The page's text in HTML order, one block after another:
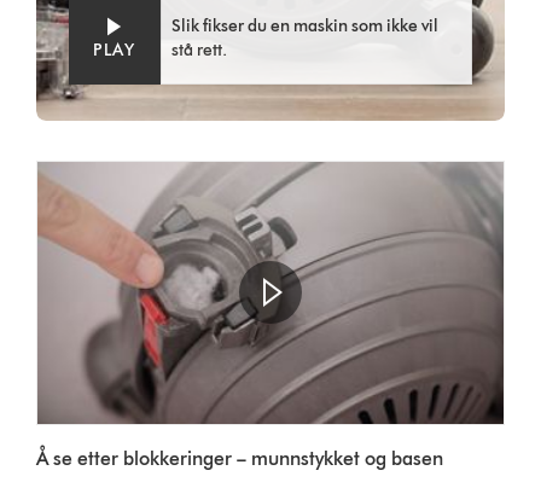
PLAY
Slik fikser du en maskin som ikke vil
stå rett.
Transcript
Open
video
Å se etter blokkeringer – munnstykket og basen